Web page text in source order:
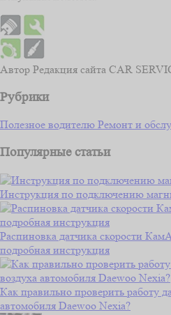
Автор Редакция сайта CAR
Рубрики
Полезное водителю Ремонт и
Популярные статьи
Инструкция по подключению
Распиновка датчика скорости
подробная инструкция
Как правильно проверить работу
автомобиля Daewoo Nexia?